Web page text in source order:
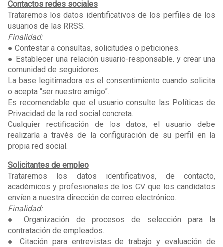
Contactos redes sociales
Trataremos los datos identificativos de los perfiles de los
usuarios de las RRSS.
Finalidad:
● Contestar a consultas, solicitudes o peticiones.
● Establecer una relación usuario-responsable, y crear una
comunidad de seguidores.
La base legitimadora es el consentimiento cuando solicita
o acepta “ser nuestro amigo”.
Es recomendable que el usuario consulte las Políticas de
Privacidad de la red social concreta.
Cualquier rectificación de los datos, el usuario debe
realizarla a través de la configuración de su perfil en la
propia red social.
Solicitantes de empleo
Trataremos los datos identificativos, de contacto,
académicos y profesionales de los CV que los candidatos
envíen a nuestra dirección de correo electrónico.
Finalidad:
● Organización de procesos de selección para la
contratación de empleados.
● Citación para entrevistas de trabajo y evaluación de